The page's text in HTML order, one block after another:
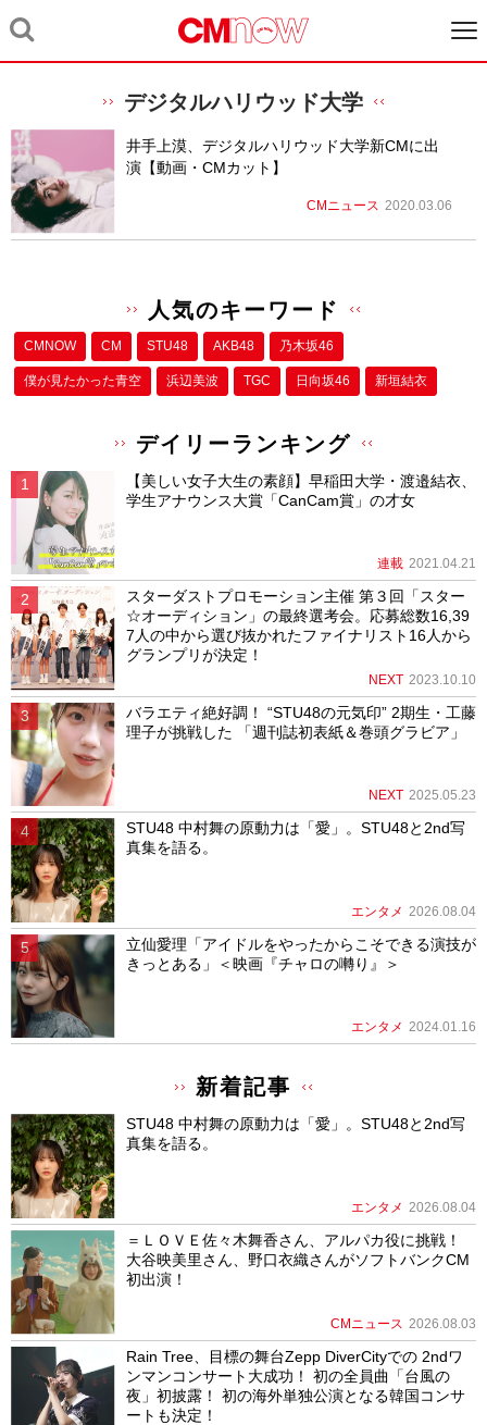
デジタルハリウッド大学
井手上漠、デジタルハリウッド大学新CMに出
演【動画・CMカット】
CMニュース 2020.03.06
人気のキーワード
CMNOW CM STU48 AKB48 乃木坂46
僕が⾒たかった⻘空 浜辺美波 TGC 日向坂46 新垣結衣
デイリーランキング
【美しい女子大生の素顔】早稲田大学・渡邉結衣、
学生アナウンス大賞「CanCam賞」の才女
連載 2021.04.21
スターダストプロモーション主催 第３回「スター
☆オーディション」の最終選考会。応募総数16,39
7人の中から選び抜かれたファイナリスト16人から
グランプリが決定！
NEXT 2023.10.10
バラエティ絶好調！ “STU48の元気印” 2期生・工藤
理子が挑戦した 「週刊誌初表紙＆巻頭グラビア」
NEXT 2025.05.23
STU48 中村舞の原動力は「愛」。STU48と2nd写
真集を語る。
エンタメ 2026.08.04
立仙愛理「アイドルをやったからこそできる演技が
きっとある」＜映画『チャロの囀り』＞
エンタメ 2024.01.16
新着記事
STU48 中村舞の原動力は「愛」。STU48と2nd写
真集を語る。
エンタメ 2026.08.04
＝ＬＯＶＥ佐々木舞香さん、アルパカ役に挑戦！
大谷映美里さん、野口衣織さんがソフトバンクCM
初出演！
CMニュース 2026.08.03
Rain Tree、目標の舞台Zepp DiverCityでの 2ndワ
ンマンコンサート大成功！ 初の全員曲「台風の
夜」初披露！ 初の海外単独公演となる韓国コンサ
ートも決定！